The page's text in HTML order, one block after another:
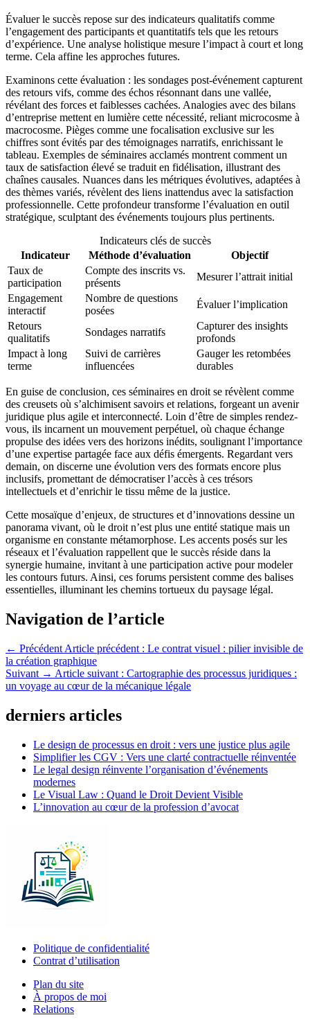
Évaluer le succès repose sur des indicateurs qualitatifs comme
l’engagement des participants et quantitatifs tels que les retours
d’expérience. Une analyse holistique mesure l’impact à court et long
terme. Cela affine les approches futures.
Examinons cette évaluation : les sondages post-événement capturent
des retours vifs, comme des échos résonnant dans une vallée,
révélant des forces et faiblesses cachées. Analogies avec des bilans
d’entreprise mettent en lumière cette nécessité, reliant microcosme à
macrocosme. Pièges comme une focalisation exclusive sur les
chiffres sont évités par des témoignages narratifs, enrichissant le
tableau. Exemples de séminaires acclamés montrent comment un
taux de satisfaction élevé se traduit en fidélisation, illustrant des
chaînes causales. Nuances dans les métriques évolutives, adaptées à
des thèmes variés, révèlent des liens inattendus avec la satisfaction
professionnelle. Cette profondeur transforme l’évaluation en outil
stratégique, sculptant des événements toujours plus pertinents.
Indicateurs clés de succès
Indicateur
Méthode d’évaluation
Objectif
Taux de
participation
Compte des inscrits vs.
présents
Mesurer l’attrait initial
Engagement
interactif
Nombre de questions
posées
Évaluer l’implication
Retours
qualitatifs
Sondages narratifs
Capturer des insights
profonds
Impact à long
terme
Suivi de carrières
influencées
Gauger les retombées
durables
En guise de conclusion, ces séminaires en droit se révèlent comme
des creusets où s’alchimisent savoirs et relations, forgeant un avenir
juridique plus agile et interconnecté. Loin d’être de simples rendez-
vous, ils incarnent un mouvement perpétuel, où chaque échange
propulse des idées vers des horizons inédits, soulignant l’importance
d’une expertise partagée face aux défis émergents. Regardant vers
demain, on discerne une évolution vers des formats encore plus
inclusifs, promettant de démocratiser l’accès à ces trésors
intellectuels et d’enrichir le tissu même de la justice.
Cette mosaïque d’enjeux, de structures et d’innovations dessine un
panorama vivant, où le droit n’est plus une entité statique mais un
organisme en constante métamorphose. Les accents posés sur les
réseaux et l’évaluation rappellent que le succès réside dans la
synergie humaine, invitant à une participation active pour modeler
les contours futurs. Ainsi, ces forums persistent comme des balises
essentielles, illuminant les chemins tortueux du paysage légal.
Navigation de l’article
← Précédent Article précédent : Le contrat visuel : pilier invisible de
la création graphique
Suivant → Article suivant : Cartographie des processus juridiques :
un voyage au cœur de la mécanique légale
derniers articles
Le design de processus en droit : vers une justice plus agile
Simplifier les CGV : Vers une clarté contractuelle réinventée
Le legal design réinvente l’organisation d’événements
modernes
Le Visual Law : Quand le Droit Devient Visible
L’innovation au cœur de la profession d’avocat
Politique de confidentialité
Contrat d’utilisation
Plan du site
À propos de moi
Relations